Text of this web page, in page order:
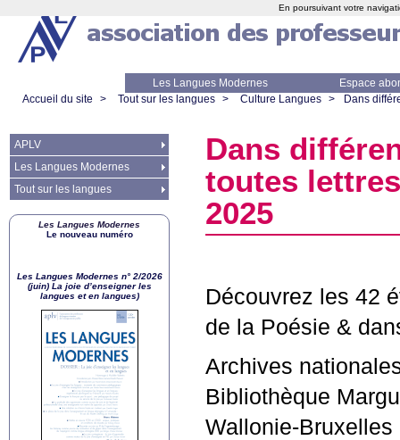
Les Langues Modernes
Espace
Accueil du site
> Tout sur les langues > Culture Langues > Dans
Dans
toutes
2025
Découvrez les 42
de la Poésie &
Archives
Bibliothèque
Wallonie-Bruxelles
APLV
Les Langues Modernes
Tout sur les langues
Les Langues Modernes
Le nouveau numéro
Les Langues Modernes n° 2/2026
(juin) La joie d’enseigner les
langues et en langues)
En poursuivant votre